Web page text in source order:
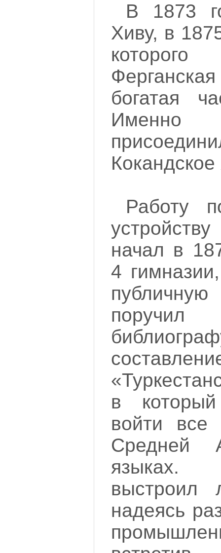
В 1873
Хиву, в
богатая
Работу
начал в
4
в
войти все
Средней
языках.
выстроил
надеясь